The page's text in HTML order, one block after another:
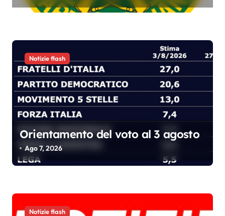
Notizie flash
Orientamento del voto al 3 agosto
Ago 7, 2026
Notizie flash